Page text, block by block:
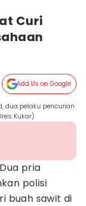
Curi
Add Us on Google
dua pelaku pencurian
Kukar)
pria
polisi
buah sawit di